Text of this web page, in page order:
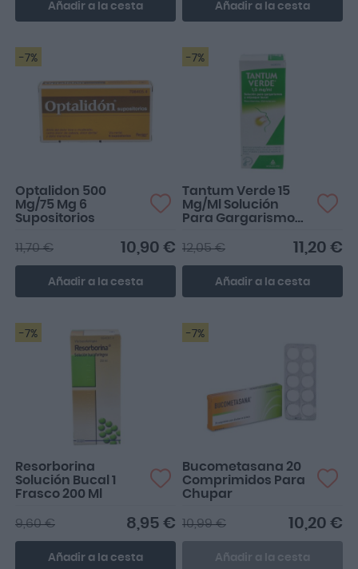
Añadir a la cesta Añadir a la cesta
-7%
Optalidon 500
Mg/75 Mg 6
Supositorios
10,90 €
11,70 €
Añadir a la cesta
-7%
Tantum Verde 15
Mg/Ml Solución
Para Gargarismos
11,20 €
12,05 €
Añadir a la cesta
-7%
Resorborina
Solución Bucal 1
Frasco 200 Ml
8,95 €
9,60 €
Añadir a la cesta
-7%
Bucometasana 20
Comprimidos Para
Chupar
10,20 €
10,99 €
Añadir a la cesta